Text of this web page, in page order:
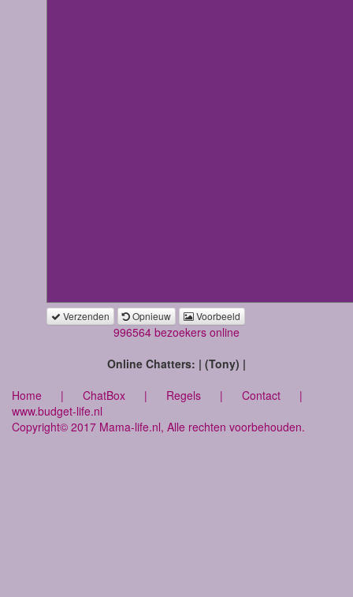
Verzenden Opnieuw Voorbeeld
996564 bezoekers online
Online Chatters: | (Tony) |
Home | ChatBox | Regels | Contact |
www.budget-life.nl
Copyright© 2017 Mama-life.nl, Alle rechten voorbehouden.